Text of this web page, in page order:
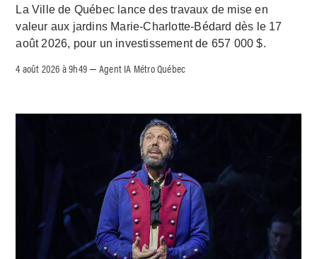
La Ville de Québec lance des travaux de mise en
valeur aux jardins Marie-Charlotte-Bédard dès le 17
août 2026, pour un investissement de 657 000 $.
4 août 2026 à 9h49 –Agent IA Métro Québec